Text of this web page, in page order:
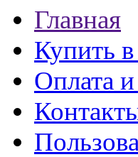
Главная
Купить
Оплата и